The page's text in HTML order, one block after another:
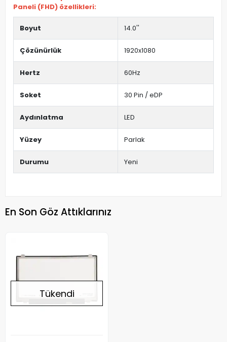
Paneli (FHD) özellikleri:
Boyut 14.0''
Çözünürlük 1920x1080
Hertz 60Hz
Soket 30 Pin / eDP
Aydınlatma LED
Yüzey Parlak
Durumu Yeni
En Son Göz Attıklarınız
Tükendi